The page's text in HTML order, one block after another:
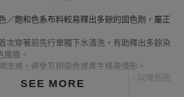
SEE MORE
／飽和色系布料較易釋出多餘的固色劑，屬正
次穿著前先行單獨下水清洗，有助釋出多餘染
風險。
洗滌，避免互相染色或產生移染情形。
與淺色配件、包款、飾品一同使用，以降低因
的可能性。